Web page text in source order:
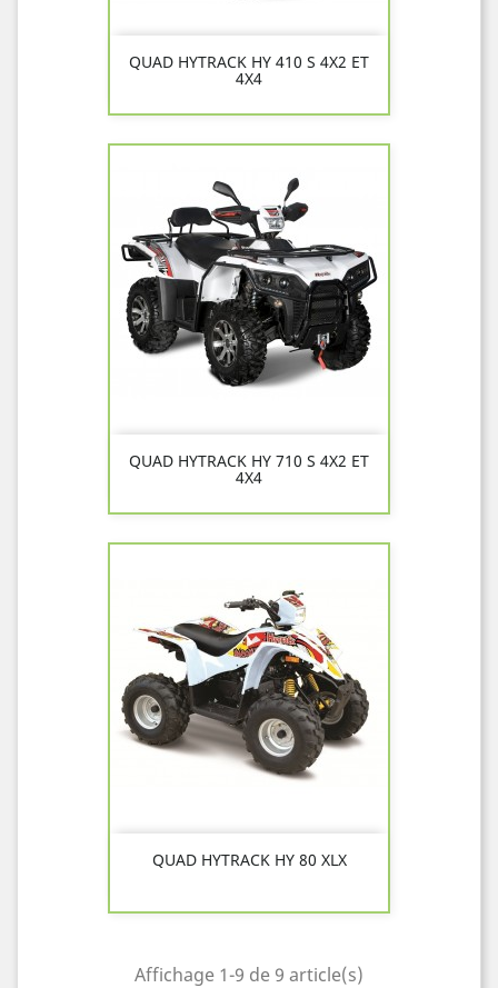
QUAD HYTRACK HY 410 S 4X2 ET
4X4
QUAD HYTRACK HY 710 S 4X2 ET
4X4
QUAD HYTRACK HY 80 XLX
Affichage 1-9 de 9 article(s)